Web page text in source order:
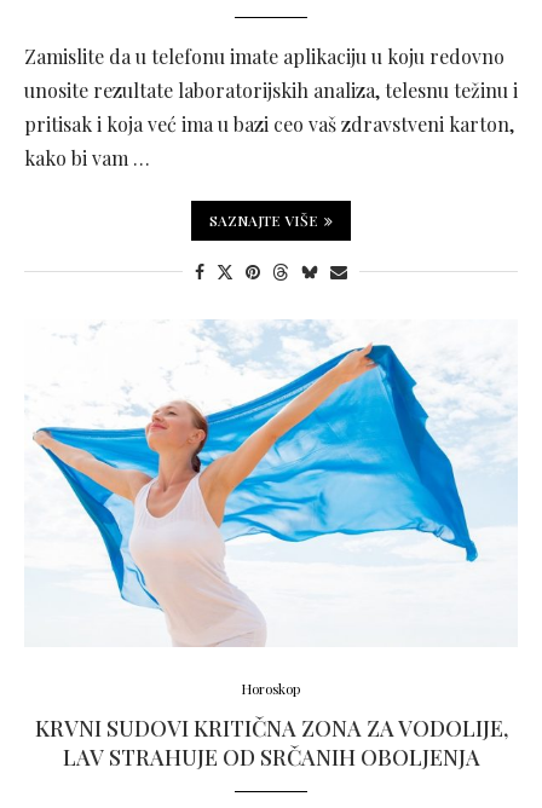
Zamislite da u telefonu imate aplikaciju u koju redovno
unosite rezultate laboratorijskih analiza, telesnu težinu i
pritisak i koja već ima u bazi ceo vaš zdravstveni karton,
kako bi vam …
SAZNAJTE VIŠE
Horoskop
KRVNI SUDOVI KRITIČNA ZONA ZA VODOLIJE,
LAV STRAHUJE OD SRČANIH OBOLJENJA